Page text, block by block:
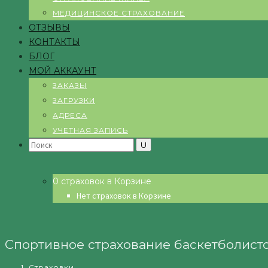
МЕДИЦИНСКОЕ СТРАХОВАНИЕ
ОТЗЫВЫ
КОНТАКТЫ
БЛОГ
МОЙ АККАУНТ
ЗАКАЗЫ
ЗАГРУЗКИ
АДРЕСА
УЧЕТНАЯ ЗАПИСЬ
Search
0 страховок в Корзине
Нет страховок в Корзине
Спортивное страхование